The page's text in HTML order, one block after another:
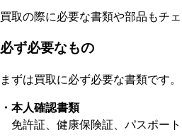
買取の際に必要な書類や部品もチ
必ず必要なもの
まずは買取に必ず必要な書類です
・本人確認書類
免許証、健康保険証、パスポー